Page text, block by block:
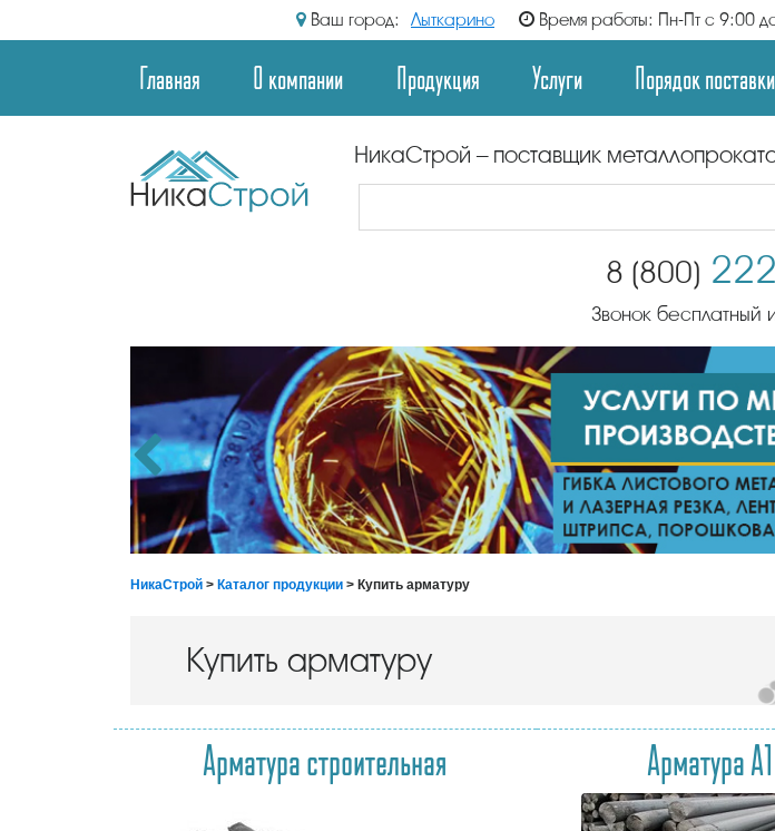
Ваш город: Лыткарино Время работы: Пн-Пт с 9:00
Главная О компании Продукция Услуги Порядок поставки
НикаСтрой – поставщик
8 (800)
Звонок бесплатный
НикаСтрой > Каталог продукции > Купить арматуру
Купить арматуру
Арматура строительная Арматура